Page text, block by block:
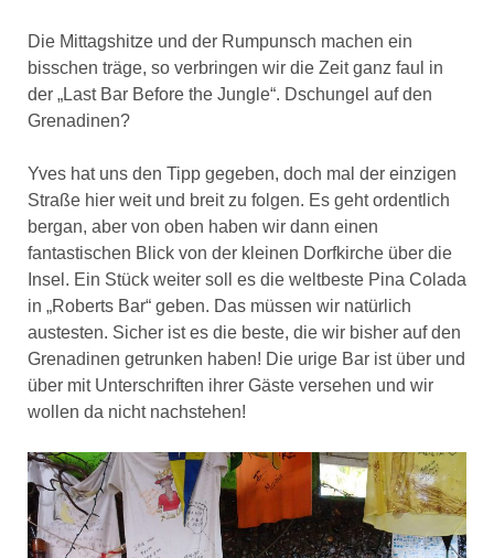
Die Mittagshitze und der Rumpunsch machen ein
bisschen träge, so verbringen wir die Zeit ganz faul in
der „Last Bar Before the Jungle“. Dschungel auf den
Grenadinen?
Yves hat uns den Tipp gegeben, doch mal der einzigen
Straße hier weit und breit zu folgen. Es geht ordentlich
bergan, aber von oben haben wir dann einen
fantastischen Blick von der kleinen Dorfkirche über die
Insel. Ein Stück weiter soll es die weltbeste Pina Colada
in „Roberts Bar“ geben. Das müssen wir natürlich
austesten. Sicher ist es die beste, die wir bisher auf den
Grenadinen getrunken haben! Die urige Bar ist über und
über mit Unterschriften ihrer Gäste versehen und wir
wollen da nicht nachstehen!